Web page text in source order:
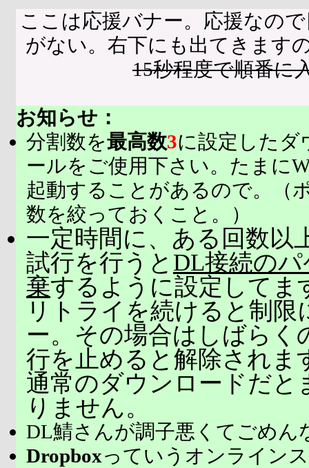
ここは応援バナー。応援なの
がない。右下にも出てきます
15秒程度で順番に
お知らせ：
分割数を最高数3に設定したダ
ールをご使用下さい。たまに
起動することがあるので。（
数を絞っておくこと。）
一定時間に、ある回数以
試行を行うと DL接続の
棄するように設定してま
リトライを続けると制限
ー。その場合はしばらく
行を止めると解除されま
通常のダウンロードだと
りません。
DL鯖さんが調子悪くてごめん
Dropboxっていうオンライン